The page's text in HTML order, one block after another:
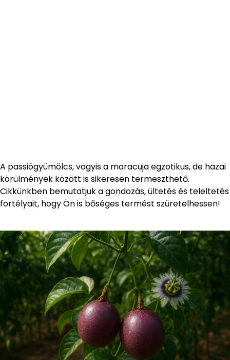
A passiógyümölcs, vagyis a maracuja egzotikus, de hazai
körülmények között is sikeresen termeszthető.
Cikkünkben bemutatjuk a gondozás, ültetés és teleltetés
fortélyait, hogy Ön is bőséges termést szüretelhessen!